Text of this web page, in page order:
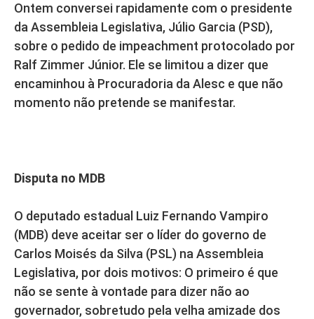
Ontem conversei rapidamente com o presidente
da Assembleia Legislativa, Júlio Garcia (PSD),
sobre o pedido de impeachment protocolado por
Ralf Zimmer Júnior. Ele se limitou a dizer que
encaminhou à Procuradoria da Alesc e que não
momento não pretende se manifestar.
Disputa no MDB
O deputado estadual Luiz Fernando Vampiro
(MDB) deve aceitar ser o líder do governo de
Carlos Moisés da Silva (PSL) na Assembleia
Legislativa, por dois motivos: O primeiro é que
não se sente à vontade para dizer não ao
governador, sobretudo pela velha amizade dos